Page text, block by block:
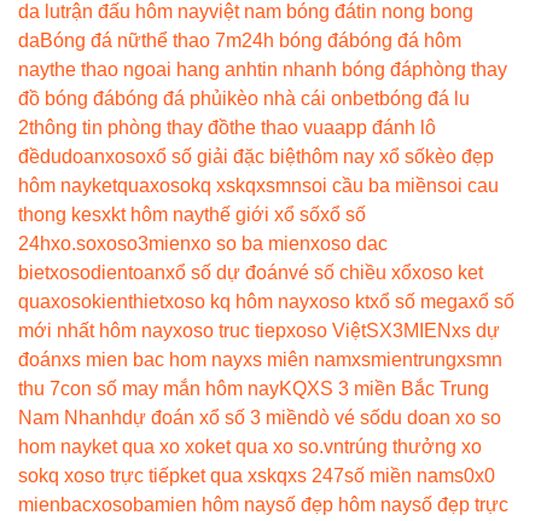
da lutrận đấu hôm nayviệt nam bóng đátin nong bong
daBóng đá nữthể thao 7m24h bóng đábóng đá hôm
naythe thao ngoai hang anhtin nhanh bóng đáphòng thay
đồ bóng đábóng đá phủikèo nhà cái onbetbóng đá lu
2thông tin phòng thay đồthe thao vuaapp đánh lô
đềdudoanxosoxổ số giải đặc biệthôm nay xổ sốkèo đẹp
hôm nayketquaxosokq xskqxsmnsoi cầu ba miềnsoi cau
thong kesxkt hôm naythế giới xổ sốxổ số
24hxo.soxoso3mienxo so ba mienxoso dac
bietxosodientoanxổ số dự đoánvé số chiều xổxoso ket
quaxosokienthietxoso kq hôm nayxoso ktxổ số megaxổ số
mới nhất hôm nayxoso truc tiepxoso ViệtSX3MIENxs dự
đoánxs mien bac hom nayxs miên namxsmientrungxsmn
thu 7con số may mắn hôm nayKQXS 3 miền Bắc Trung
Nam Nhanhdự đoán xổ số 3 miềndò vé sốdu doan xo so
hom nayket qua xo xoket qua xo so.vntrúng thưởng xo
sokq xoso trực tiếpket qua xskqxs 247số miền nams0x0
mienbacxosobamien hôm naysố đẹp hôm naysố đẹp trực